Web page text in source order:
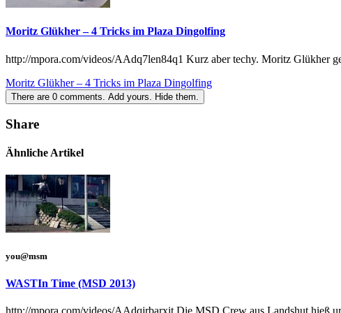
Moritz Glükher – 4 Tricks im Plaza Dingolfing
http://mpora.com/videos/AAdq7len84q1 Kurz aber techy. Moritz Glükher
Moritz Glükher – 4 Tricks im Plaza Dingolfing
There are 0 comments. Add yours. Hide them.
Share
Ähnliche Artikel
you@msm
WASTIn Time (MSD 2013)